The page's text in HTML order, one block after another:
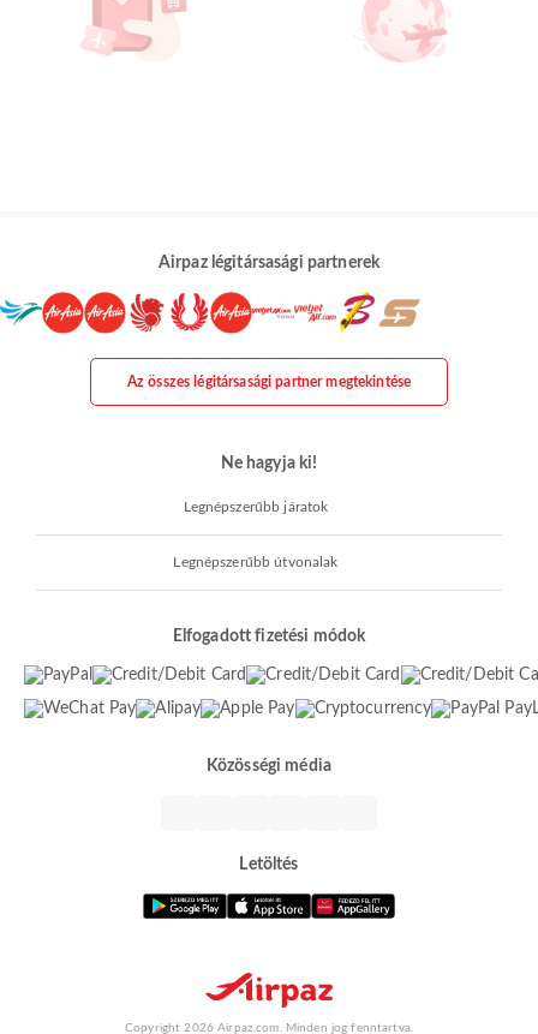
Airpaz légitársasági partnerek
Az összes légitársasági partner megtekintése
Ne hagyja ki!
Legnépszerűbb járatok
Legnépszerűbb útvonalak
Elfogadott fizetési módok
Közösségi média
Letöltés
Copyright 2026 Airpaz.com. Minden jog fenntartva.